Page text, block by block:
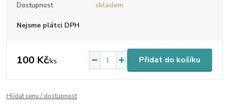
Dostupnost skladem
Nejsme plátci DPH
100 Kč/ks Přidat do košíku
Hlídat cenu / dostupnost